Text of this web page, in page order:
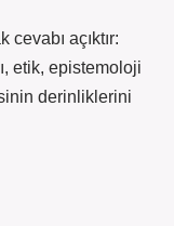
açıktır:
etik, epistemoloji
derinliklerini